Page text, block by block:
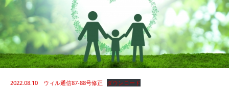
2022.08.10 ウィル通信87-88号修正 ダウンロード